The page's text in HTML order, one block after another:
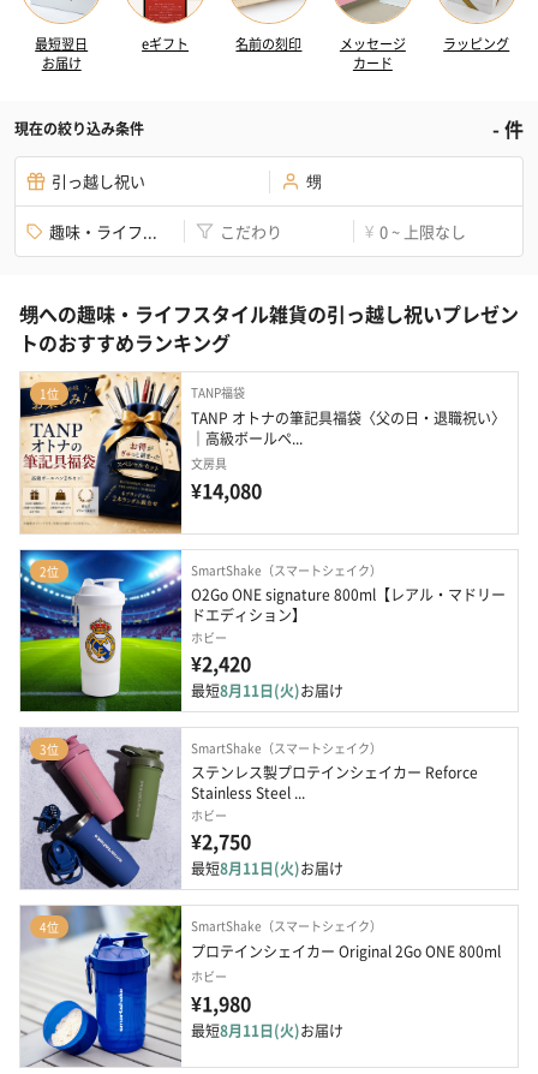
最短翌日
お届け
eギフト 名前の刻印
メッセージ
カード
ラッピング
現在の絞り込み条件 -件
引っ越し祝い 甥
趣味・ライフ... こだわり ¥ 0 ~ 上限なし
甥への趣味・ライフスタイル雑貨の引っ越し祝いプレゼン
トのおすすめランキング
1位 TANP福袋
TANP オトナの筆記具福袋〈父の日・退職祝い〉
｜高級ボールペ...
文房具
¥14,080
2位 SmartShake（スマートシェイク）
O2Go ONE signature 800ml【レアル・マドリー
ドエディション】
ホビー
¥2,420
最短8月11日(火)お届け
3位 SmartShake（スマートシェイク）
ステンレス製プロテインシェイカー Reforce
Stainless Steel ...
ホビー
¥2,750
最短8月11日(火)お届け
4位 SmartShake（スマートシェイク）
プロテインシェイカー Original 2Go ONE 800ml
ホビー
¥1,980
最短8月11日(火)お届け